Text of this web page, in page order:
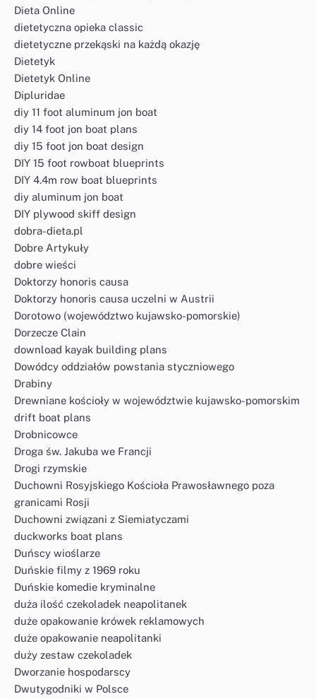
Dieta Online
dietetyczna opieka classic
dietetyczne przekąski na każdą okazję
Dietetyk
Dietetyk Online
Dipluridae
diy 11 foot aluminum jon boat
diy 14 foot jon boat plans
diy 15 foot jon boat design
DIY 15 foot rowboat blueprints
DIY 4.4m row boat blueprints
diy aluminum jon boat
DIY plywood skiff design
dobra-dieta.pl
Dobre Artykuły
dobre wieści
Doktorzy honoris causa
Doktorzy honoris causa uczelni w Austrii
Dorotowo (województwo kujawsko-pomorskie)
Dorzecze Clain
download kayak building plans
Dowódcy oddziałów powstania styczniowego
Drabiny
Drewniane kościoły w województwie kujawsko-pomorskim
drift boat plans
Drobnicowce
Droga św. Jakuba we Francji
Drogi rzymskie
Duchowni Rosyjskiego Kościoła Prawosławnego poza
granicami Rosji
Duchowni związani z Siemiatyczami
duckworks boat plans
Duńscy wioślarze
Duńskie filmy z 1969 roku
Duńskie komedie kryminalne
duża ilość czekoladek neapolitanek
duże opakowanie krówek reklamowych
duże opakowanie neapolitanki
duży zestaw czekoladek
Dworzanie hospodarscy
Dwutygodniki w Polsce